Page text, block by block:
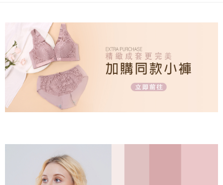
１．於結帳方式選擇「AFTEE先享後付」後，將跳轉至「AFTEE先享後付」
結帳頁面，進行簡訊認證並確認金額後，即可完成結帳。
２．訂單成立數日內，您將收到繳費通知簡訊。
３．收到繳費通知簡訊後14天內，點擊此簡訊中的連結，可透過四大超商／
ATM／網路銀行／等多元方式進行付款，方視為交易完成。
※ 請注意：結帳手續完成當下不需立刻繳費，但若您需要取消訂單，請聯絡
購買商品的店家。未經商家同意取消之訂單仍視為有效，需透過AFTEE先享
後付繳納相關費用。
※ 交易是否成功請以「AFTEE先享後付 」之結帳頁面顯示為準，若有關於
是否繳費成功／繳費後需取消欲退款等相關疑問，請聯繫「AFTEE先享後付
１．透過由恩沛科技股份有限公司提供之「AFTEE先享後付」服務完成之交
易，需依本服務之必要範圍內提供個人資料，並將交易相關給付款項請求債
權轉讓予恩沛科技股份有限公司。
２．關於個人資料處理事宜，請瀏覽以下網址：
https://aftee.tw/terms/#terms3
付款後全家取貨
每筆NT$60，滿NT$699(含以上)免運費
7-11取貨付款
每筆NT$60，滿NT$699(含以上)免運費
付款後7-11取貨
每筆NT$60，滿NT$699(含以上)免運費
每筆NT$100，滿NT$2,000(含以上)免運費